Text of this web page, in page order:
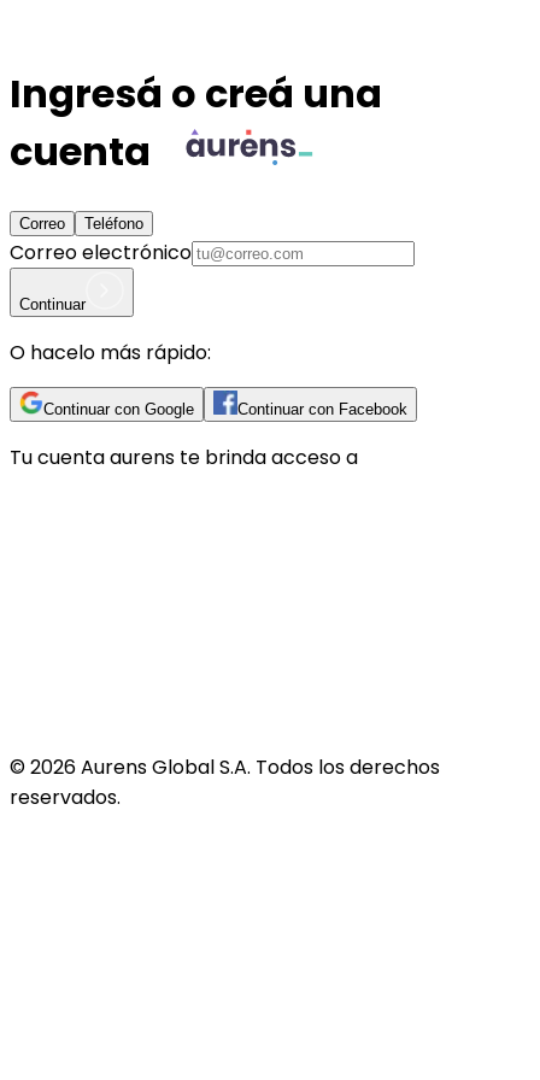
Ingresá o creá una
cuenta
Correo Teléfono
Correo electrónico
Continuar
O hacelo más rápido:
Continuar con Google Continuar con Facebook
Tu cuentaaurens te brinda acceso a
©2026Aurens Global S.A. Todos los derechos
reservados.